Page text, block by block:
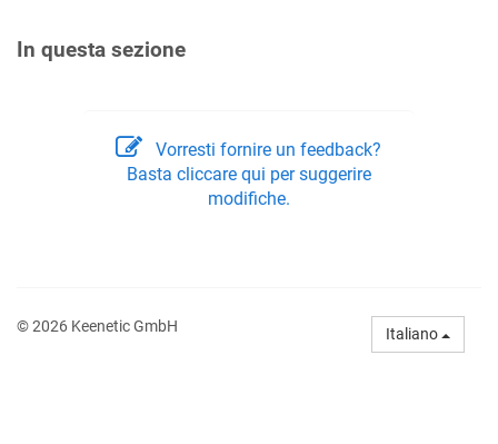
In questa sezione
Vorresti fornire un feedback?
Basta cliccare qui per suggerire
modifiche.
© 2026 Keenetic GmbH Italiano